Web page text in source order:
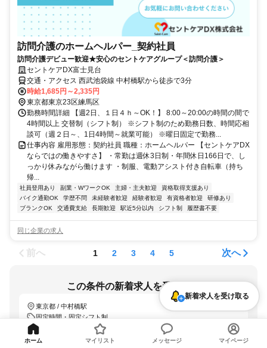
訪問介護のホームヘルパー_契約社員
訪問介護デビュー歓迎★安心のセントケアグループ＜訪問介護＞
セントケアDX富士見台
交通・アクセス 西武池袋線 中村橋駅から徒歩で3分
時給1,685円～2,335円
東京都東京23区練馬区
勤務時間詳細 【週2日、１日４ｈ～OK！】 8:00～20:00の時間の間で
4時間以上 交替制（シフト制） ※シフト制のため勤務日数、時間応相
談可（週２日～、1日4時間～就業可能） ※曜日固定で勤務...
仕事内容 雇用形態：契約社員 職種：ホームヘルパー 【セントケアDX
ならではの働きやすさ】 ・常勤は週休3日制・年間休日166日で、し
っかり休みながら働けます ・制服、電動アシスト付き自転車（持ち
帰...
社員登用あり 副業・WワークOK 主婦・主夫歓迎
資格取得支援あり
バイク通勤OK
学歴不問 未経験者歓迎 経験者歓迎 有資格者歓迎
研修あり
ブランクOK
交通費支給 長期歓迎 駅近5分以内 シフト制 履歴書不要
同じ企業の求人
前へ 1 2 3 4 5 次へ
この条件の新着求人を受け取る
東京都 / 中村橋駅
固定時間・固定シフト制
「LINEで受け取る」では、新着求人のほか、おすすめ情報なども配信しま
す。
詳しくはこちら
新着求人を受け取る
ホーム マイリスト メッセージ マイページ